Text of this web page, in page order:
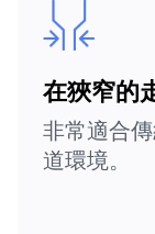
在狹窄的
非常適合
道環境。